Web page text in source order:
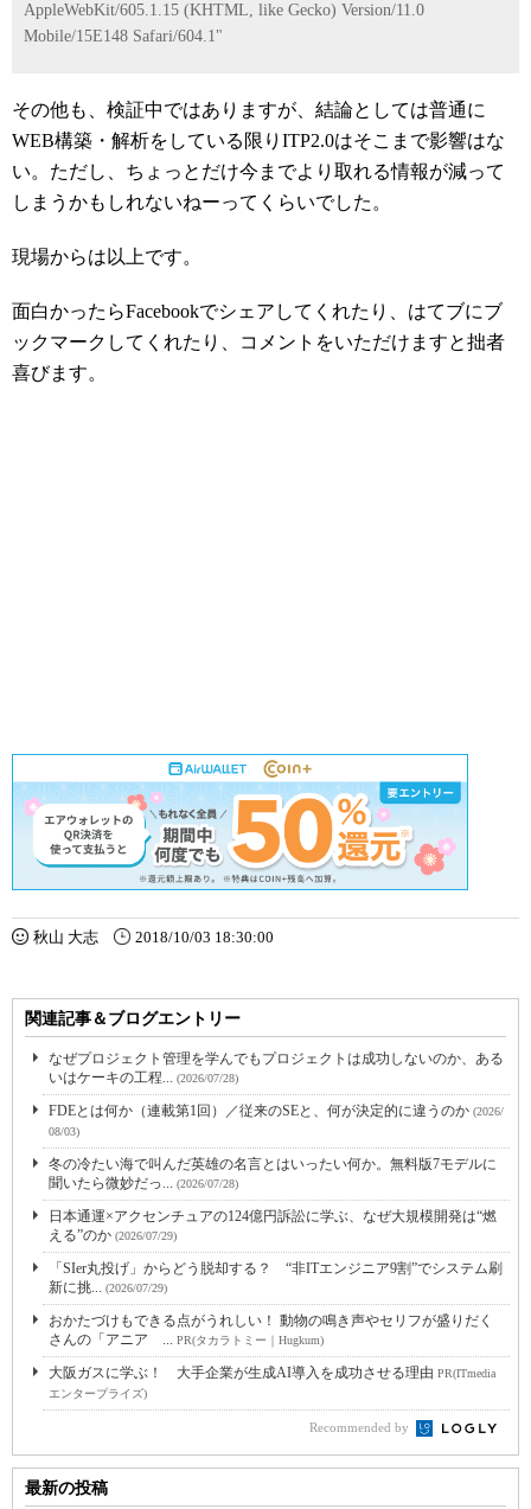
AppleWebKit/605.1.15 (KHTML, like Gecko) Version/11.0
Mobile/15E148 Safari/604.1"
その他も、検証中ではありますが、結論としては普通に
WEB構築・解析をしている限りITP2.0はそこまで影響はな
い。ただし、ちょっとだけ今までより取れる情報が減って
しまうかもしれないねーってくらいでした。
現場からは以上です。
面白かったらFacebookでシェアしてくれたり、はてブにブ
ックマークしてくれたり、コメントをいただけますと拙者
喜びます。
秋山 大志 2018/10/03 18:30:00
関連記事＆ブログエントリー
なぜプロジェクト管理を学んでもプロジェクトは成功しないのか、ある
いはケーキの工程... (2026/07/28)
FDEとは何か（連載第1回）／従来のSEと、何が決定的に違うのか (2026/
08/03)
冬の冷たい海で叫んだ英雄の名言とはいったい何か。無料版7モデルに
聞いたら微妙だっ... (2026/07/28)
日本通運×アクセンチュアの124億円訴訟に学ぶ、なぜ大規模開発は“燃
える”のか (2026/07/29)
「SIer丸投げ」からどう脱却する？ “非ITエンジニア9割”でシステム刷
新に挑... (2026/07/29)
おかたづけもできる点がうれしい！ 動物の鳴き声やセリフが盛りだく
さんの「アニア ... PR(タカラトミー｜Hugkum)
大阪ガスに学ぶ！ 大手企業が生成AI導入を成功させる理由 PR(ITmedia
エンタープライズ)
Recommended by
最新の投稿